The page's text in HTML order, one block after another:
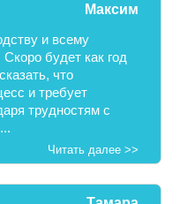
Максим
и всему
будет как год
что
и требует
трудностям с
Читать далее >>